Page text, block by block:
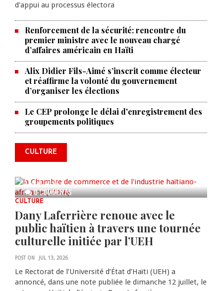
d'appui au processus électora
Renforcement de la sécurité: rencontre du
premier ministre avec le nouveau chargé
d’affaires américain en Haïti
Alix Didier Fils-Aimé s’inscrit comme électeur
et réaffirme la volonté du gouvernement
d’organiser les élections
Le CEP prolonge le délai d'enregistrement des
groupements politiques
CULTURE
0 COMMENTS
La Chambre de commerce et de
l'industrie haïtiano-africaine
annonce des activités pour
commémorer le 235e
anniversaire de la cérémonie du
AUG 05, 2026
CULTURE
Dany Laferrière renoue avec le
public haïtien à travers une tournée
culturelle initiée par l’UEH
POST ON JUL 13, 2026
Le Rectorat de l’Université d’État d’Haïti (UEH) a
annoncé, dans une note publiée le dimanche 12 juillet, le